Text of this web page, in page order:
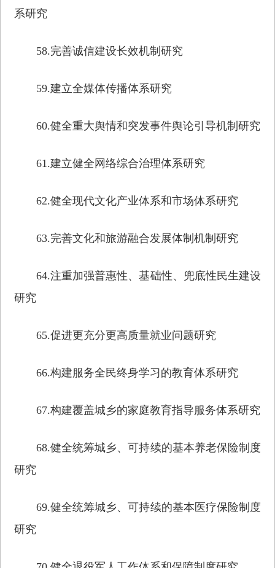
系研究
58.完善诚信建设长效机制研究
59.建立全媒体传播体系研究
60.健全重大舆情和突发事件舆论引导机制研究
61.建立健全网络综合治理体系研究
62.健全现代文化产业体系和市场体系研究
63.完善文化和旅游融合发展体制机制研究
64.注重加强普惠性、基础性、兜底性民生建设
研究
65.促进更充分更高质量就业问题研究
66.构建服务全民终身学习的教育体系研究
67.构建覆盖城乡的家庭教育指导服务体系研究
68.健全统筹城乡、可持续的基本养老保险制度
研究
69.健全统筹城乡、可持续的基本医疗保险制度
研究